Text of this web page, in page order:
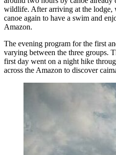
wildlife. After arriving at the lodge,
canoe again to have a swim and
Amazon.
The evening program for the first
varying between the three groups.
first day went on a night hike
across the Amazon to discover